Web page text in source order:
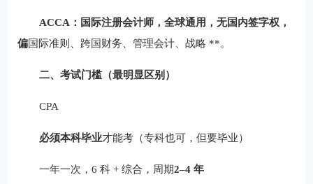
ACCA：国际注册会计师，全球通用， 无国内签字权 ，
偏国际准则、跨国财务、管理会计、战略 **。
二、考试门槛（最明显区别）
CPA
必须本科毕业才能考（专科也可，但要毕业）
一年一次，6 科 + 综合，周期2–4 年